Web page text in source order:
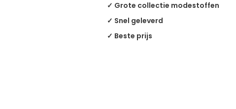
✓ Grote collectie modestoffen
✓ Snel geleverd
✓ Beste prijs